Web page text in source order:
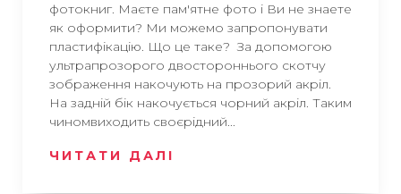
фотокниг. Маєте пам'ятне фото і Ви не знаете
як оформити? Ми можемо запропонувати
пластифікацію. Що це таке? За допомогою
ультрапрозорого двостороннього скотчу
зображення накочують на прозорий акріл.
На задній бік накочується чорний акріл. Таким
чиномвиходить своєрідний...
ЧИТАТИ ДАЛІ